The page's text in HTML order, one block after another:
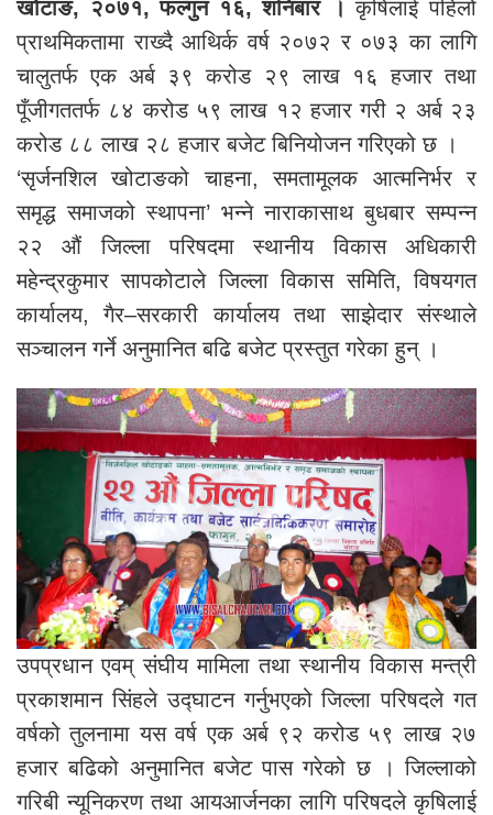
खोटाङ, २०७१, फल्गुन १६, शनिबार । कृषिलाई पहिलो
प्राथमिकतामा राख्दै आथिर्क वर्ष २०७२ र ०७३ का लागि
चालुतर्फ एक अर्ब ३९ करोड २९ लाख १६ हजार तथा
पूँजीगततर्फ ८४ करोड ५९ लाख १२ हजार गरी २ अर्ब २३
करोड ८८ लाख २८ हजार बजेट बिनियोजन गरिएको छ ।
‘सृर्जनशिल खोटाङको चाहना, समतामूलक आत्मनिर्भर र
समृद्ध समाजको स्थापना’ भन्ने नाराकासाथ बुधबार सम्पन्न
२२ औं जिल्ला परिषदमा स्थानीय विकास अधिकारी
महेन्द्रकुमार सापकोटाले जिल्ला विकास समिति, विषयगत
कार्यालय, गैर–सरकारी कार्यालय तथा साझेदार संस्थाले
सञ्चालन गर्ने अनुमानित बढि बजेट प्रस्तुत गरेका हुन् ।
उपप्रधान एवम् संघीय मामिला तथा स्थानीय विकास मन्त्री
प्रकाशमान सिंहले उद्घाटन गर्नुभएको जिल्ला परिषदले गत
वर्षको तुलनामा यस वर्ष एक अर्ब ९२ करोड ५९ लाख २७
हजार बढिको अनुमानित बजेट पास गरेको छ । जिल्लाको
गरिबी न्यूनिकरण तथा आयआर्जनका लागि परिषदले कृषिलाई